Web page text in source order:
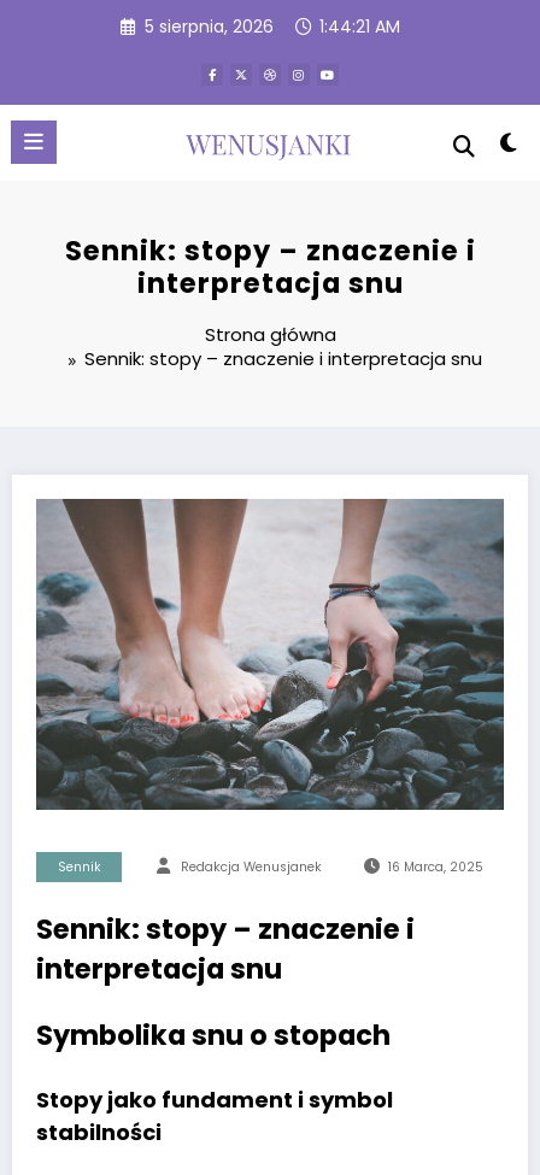
5 sierpnia, 2026 1:44:22 AM
Sennik: stopy – znaczenie i
interpretacja snu
Strona główna
Sennik: stopy – znaczenie i interpretacja snu
Sennik Redakcja Wenusjanek 16 Marca, 2025
Sennik: stopy – znaczenie i
interpretacja snu
Symbolika snu o stopach
Stopy jako fundament i symbol
stabilności